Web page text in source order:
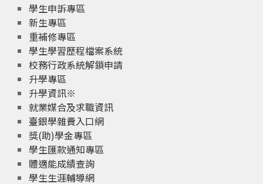
學生申訴專區
新生專區
重補修專區
學生學習歷程檔案系統
校務行政系統解鎖申請
升學專區
升學資訊※
就業媒合及求職資訊
臺銀學雜費入口網
獎(助)學金專區
學生匯款通知專區
體適能成績查詢
學生生涯輔導網